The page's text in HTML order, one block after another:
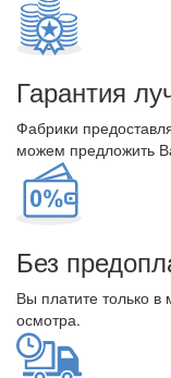
Гарантия
Фабрики
можем предложить
Без
Вы платите только
осмотра.